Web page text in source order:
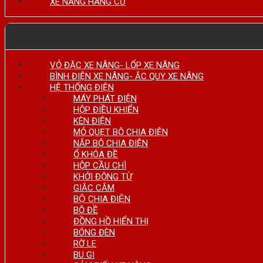
VỎ ĐẶC XE NÂNG- LỐP XE NÂNG
BÌNH ĐIỆN XE NÂNG- ẮC QUY XE NÂNG
HỆ THỐNG ĐIỆN
MÁY PHÁT ĐIỆN
HỘP ĐIỀU KHIỂN
KÈN ĐIỆN
MỎ QUẸT BỘ CHIA ĐIỆN
NẮP BỘ CHIA ĐIỆN
Ổ KHÓA ĐỀ
HỘP CẦU CHÌ
KHỞI ĐỘNG TỪ
GIẮC CẮM
BỘ CHIA ĐIỆN
BỘ ĐỀ
ĐỒNG HỒ HIỂN THỊ
BÓNG ĐÈN
RỜ LE
BU GI